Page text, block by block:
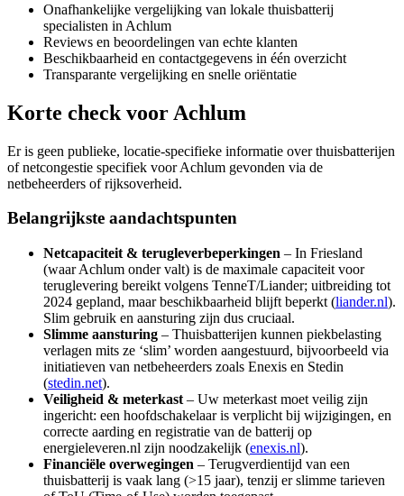
Onafhankelijke vergelijking van lokale thuisbatterij
specialisten in Achlum
Reviews en beoordelingen van echte klanten
Beschikbaarheid en contactgegevens in één overzicht
Transparante vergelijking en snelle oriëntatie
Korte check voor Achlum
Er is geen publieke, locatie-specifieke informatie over thuisbatterijen
of netcongestie specifiek voor Achlum gevonden via de
netbeheerders of rijksoverheid.
Belangrijkste aandachtspunten
Netcapaciteit & terugleverbeperkingen – In Friesland
(waar Achlum onder valt) is de maximale capaciteit voor
teruglevering bereikt volgens TenneT/Liander; uitbreiding tot
2024 gepland, maar beschikbaarheid blijft beperkt (liander.nl).
Slim gebruik en aansturing zijn dus cruciaal.
Slimme aansturing – Thuisbatterijen kunnen piekbelasting
verlagen mits ze ‘slim’ worden aangestuurd, bijvoorbeeld via
initiatieven van netbeheerders zoals Enexis en Stedin
(stedin.net).
Veiligheid & meterkast – Uw meterkast moet veilig zijn
ingericht: een hoofdschakelaar is verplicht bij wijzigingen, en
correcte aarding en registratie van de batterij op
energieleveren.nl zijn noodzakelijk (enexis.nl).
Financiële overwegingen – Terugverdientijd van een
thuisbatterij is vaak lang (>15 jaar), tenzij er slimme tarieven